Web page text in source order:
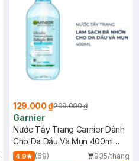
129.000 ₫209.000 ₫
Garnier
Nước Tẩy Trang Garnier Dành
Cho Da Dầu Và Mụn 400ml
(Mới)
4.9 (69)
935/tháng